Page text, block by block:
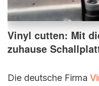
Vinyl cutten: Mit
zuhause
Die deutsche Firma